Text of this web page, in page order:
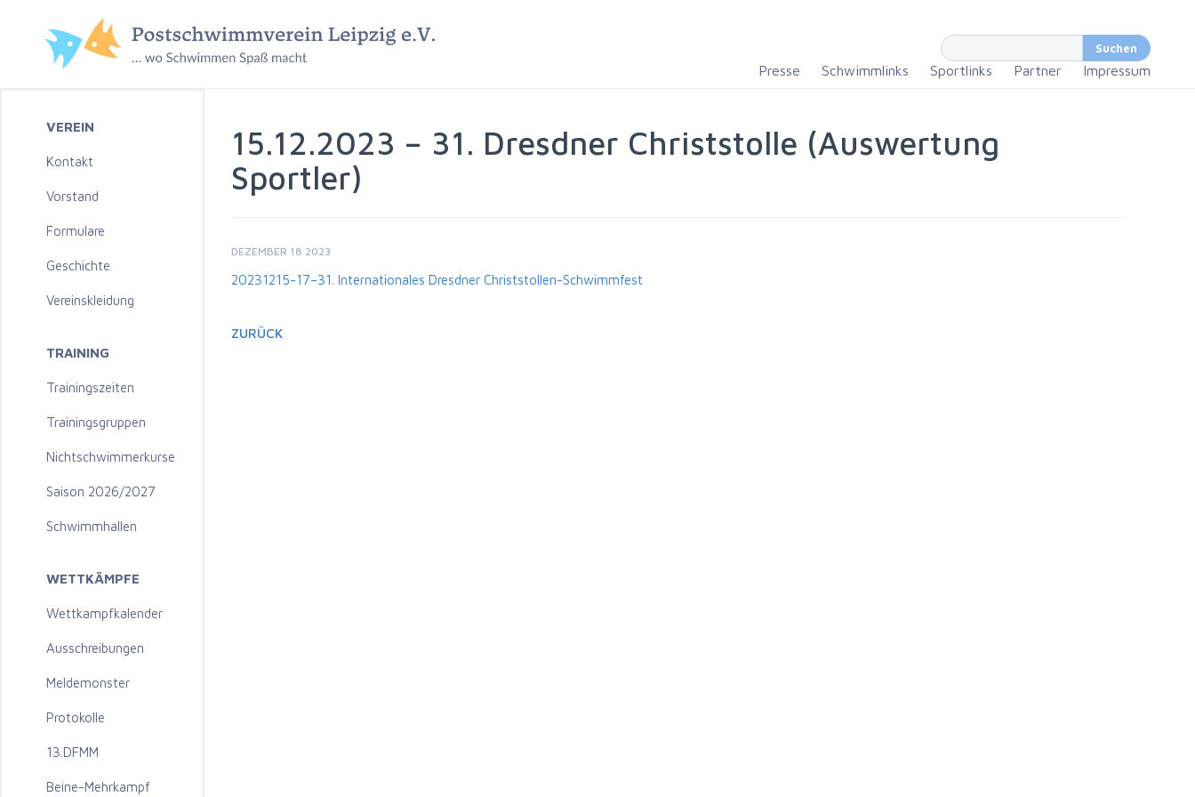
Presse Schwimmlinks Sportlinks Partner Impressum
VEREIN
Kontakt
Vorstand
Formulare
Geschichte
Vereinskleidung
TRAINING
Trainingszeiten
Trainingsgruppen
Nichtschwimmerkurse
Saison 2026/2027
Schwimmhallen
WETTKÄMPFE
Wettkampfkalender
Ausschreibungen
Meldemonster
Protokolle
13.DFMM
Beine-Mehrkampf
15.12.2023 – 31. Dresdner Christstolle (Auswertung
Sportler)
DEZEMBER 18 2023
20231215-17–31. Internationales Dresdner Christstollen-Schwimmfest
ZURÜCK